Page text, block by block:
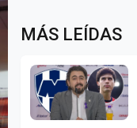
MÁS LEÍDAS